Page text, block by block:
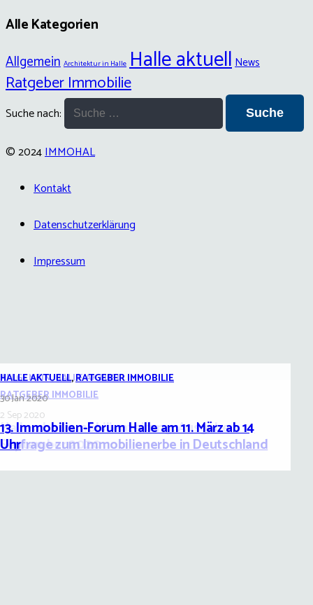
ALLGEMEIN,HALLE AKTUELL
3 Sep 2020
Hallesche Immobilienzeitung, Ausgabe
September 2020
RATGEBER IMMOBILIE
2 Sep 2020
Umfrage zum Immobilienerbe in Deutschland
HALLE AKTUELL,RATGEBER IMMOBILIE
30 Jan 2020
13. Immobilien-Forum Halle am 11. März ab 14
Uhr
Alle Kategorien
Allgemein Architektur in Halle Halle aktuellNews
Ratgeber Immobilie
Suche nach:
© 2024IMMOHAL
Kontakt
Datenschutzerklärung
Impressum